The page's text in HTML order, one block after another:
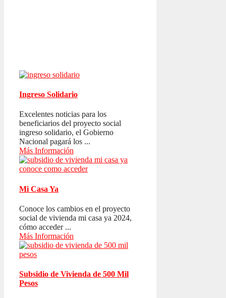
Ingreso Solidario
Excelentes noticias para los
beneficiarios del proyecto social
ingreso solidario, el Gobierno
Nacional pagará los ...
Más Información
Mi Casa Ya
Conoce los cambios en el proyecto
social de vivienda mi casa ya 2024,
cómo acceder ...
Más Información
Subsidio de Vivienda de 500 Mil
Pesos